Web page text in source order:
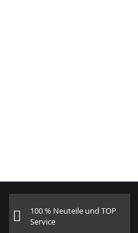
100 % Neuteile und TOP
Service